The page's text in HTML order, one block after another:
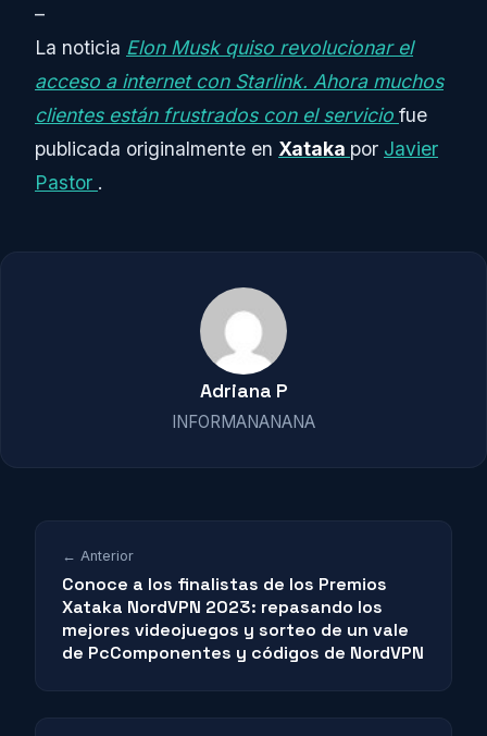
–
La noticia Elon Musk quiso revolucionar el
acceso a internet con Starlink. Ahora muchos
clientes están frustrados con el servicio fue
publicada originalmente en Xataka por Javier
Pastor .
Adriana P
INFORMANANANA
← Anterior
Conoce a los finalistas de los Premios
Xataka NordVPN 2023: repasando los
mejores videojuegos y sorteo de un vale
de PcComponentes y códigos de NordVPN